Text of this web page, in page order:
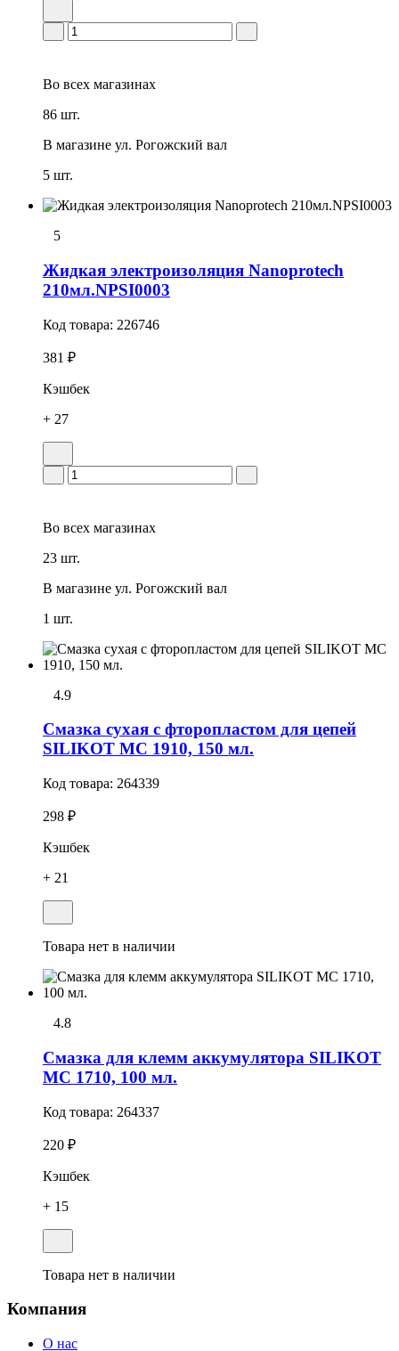
Во всех магазинах
86 шт.
В магазине ул. Рогожский вал
5 шт.
5
Жидкая электроизоляция Nanoprotech
210мл.NPSI0003
Код товара: 226746
381 ₽
Кэшбек
+ 27
Во всех магазинах
23 шт.
В магазине ул. Рогожский вал
1 шт.
4.9
Смазка сухая с фторопластом для цепей
SILIKOT MC 1910, 150 мл.
Код товара: 264339
298 ₽
Кэшбек
+ 21
Товара нет в наличии
4.8
Смазка для клемм аккумулятора SILIKOT
MC 1710, 100 мл.
Код товара: 264337
220 ₽
Кэшбек
+ 15
Товара нет в наличии
Компания
О нас